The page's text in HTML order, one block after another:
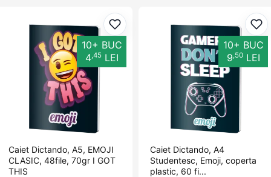
Adaugă la favorite
10+ BUC
4 ,45LEI
Caiet Dictando, A5, EMOJI
CLASIC, 48file, 70gr I GOT
THIS
10+ BUC
9 ,50LEI
Caiet Dictando, A4
Studentesc, Emoji, coperta
plastic, 60 fi...